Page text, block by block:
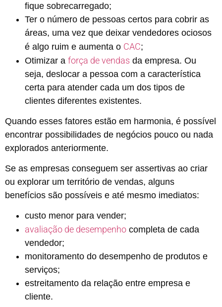
fique sobrecarregado;
Ter o número de pessoas certos para cobrir as
áreas, uma vez que deixar vendedores ociosos
é algo ruim e aumenta o CAC;
Otimizar a força de vendas da empresa. Ou
seja, deslocar a pessoa com a característica
certa para atender cada um dos tipos de
clientes diferentes existentes.
Quando esses fatores estão em harmonia, é possível
encontrar possibilidades de negócios pouco ou nada
explorados anteriormente.
Se as empresas conseguem ser assertivas ao criar
ou explorar um território de vendas, alguns
benefícios são possíveis e até mesmo imediatos:
custo menor para vender;
avaliação de desempenho completa de cada
vendedor;
monitoramento do desempenho de produtos e
serviços;
estreitamento da relação entre empresa e
cliente.